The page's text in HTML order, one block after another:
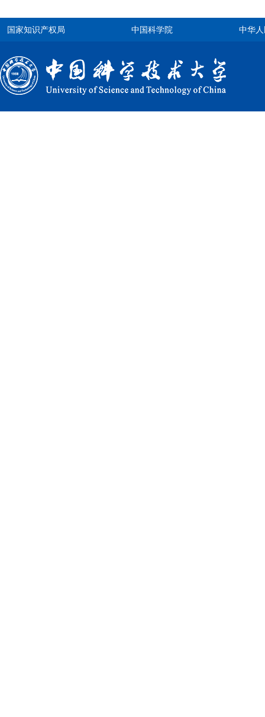
国家知识产权局 中国科学院 中华